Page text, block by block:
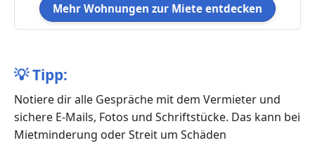
Mehr Wohnungen zur Miete entdecken
💡Tipp:
Notiere dir alle Gespräche mit dem Vermieter und
sichere E-Mails, Fotos und Schriftstücke. Das kann bei
Mietminderung oder Streit um Schäden